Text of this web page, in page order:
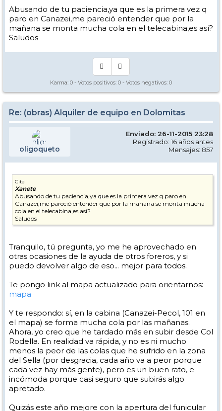
De todas formas, en la carretera, que es la vía principal de Canazei,
según te acercas al huevo por ambos lados, tienes mucha tienda que
te ofrece alquiler dónde puedes elegir. Peak Sport o La Zondra
también tienen muy buena pinta...
Abusando de tu paciencia,ya que es la primera vez q
paro en Canazei,me pareció entender que por la
mañana se monta mucha cola en el telecabina,es así?
Saludos
Karma: 0 - Votos positivos: 0 - Votos negativos: 0
Re: (obras) Alquiler de equipo en Dolomitas
oligoqueto
Enviado: 26-11-2015 23:28
Registrado: 16 años antes
Mensajes: 857
Cita
Xanete
Abusando de tu paciencia,ya que es la primera vez q paro en
Canazei,me pareció entender que por la mañana se monta mucha
cola en el telecabina,es así?
Saludos
Tranquilo, tú pregunta, yo me he aprovechado en
otras ocasiones de la ayuda de otros foreros, y si
puedo devolver algo de eso... mejor para todos.
Te pongo link al mapa actualizado para orientarnos:
mapa
Y te respondo: sí, en la cabina (Canazei-Pecol, 101 en
el mapa) se forma mucha cola por las mañanas.
Ahora, yo creo que he tardado más en subir desde Col
Rodella. En realidad va rápida, y no es ni mucho
menos la peor de las colas que he sufrido en la zona
del Sella (por desgracia, cada año va a peor porque
cada vez hay más gente), pero es un buen rato, e
incómoda porque casi seguro que subirás algo
apretado.
Quizás este año mejore con la apertura del funicular